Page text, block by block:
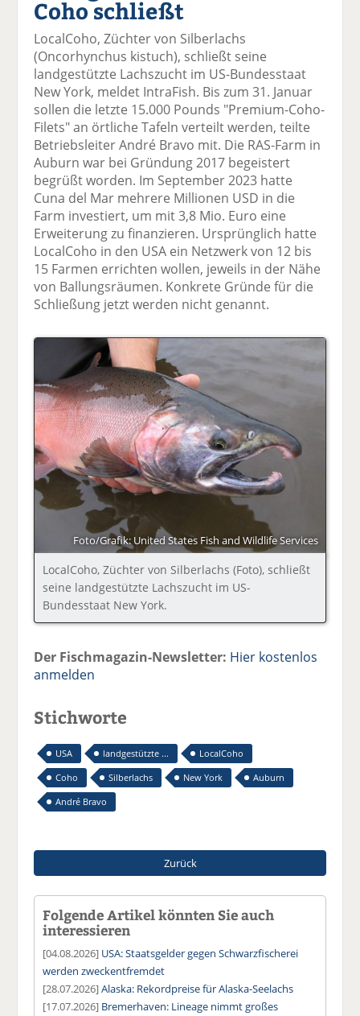
F
ac
e
b
o
o
k
te
il
e
n
tt
er
n
n
k
e
di
n
te
il
e
n
m
ai
l
v
er
d
n
n
Coho schließt
LocalCoho, Züchter von Silberlachs
(Oncorhynchus kistuch), schließt seine
landgestützte Lachszucht im US-Bundesstaat
New York, meldet IntraFish. Bis zum 31. Januar
sollen die letzte 15.000 Pounds "Premium-Coho-
Filets" an örtliche Tafeln verteilt werden, teilte
Betriebsleiter André Bravo mit. Die RAS-Farm in
Auburn war bei Gründung 2017 begeistert
begrüßt worden. Im September 2023 hatte
Cuna del Mar mehrere Millionen USD in die
Farm investiert, um mit 3,8 Mio. Euro eine
Erweiterung zu finanzieren. Ursprünglich hatte
LocalCoho in den USA ein Netzwerk von 12 bis
15 Farmen errichten wollen, jeweils in der Nähe
von Ballungsräumen. Konkrete Gründe für die
Schließung jetzt werden nicht genannt.
Foto/Grafik: United States Fish and Wildlife Services
LocalCoho, Züchter von Silberlachs (Foto), schließt
seine landgestützte Lachszucht im US-
Bundesstaat New York.
Der Fischmagazin-Newsletter: Hier kostenlos
anmelden
Stichworte
USA landgestützte ...
LocalCoho
Coho
Silberlachs New York
Auburn
André Bravo
Zurück
Folgende Artikel könnten Sie auch
interessieren
[04.08.2026] USA: Staatsgelder gegen Schwarzfischerei
werden zweckentfremdet
[28.07.2026]Alaska: Rekordpreise für Alaska-Seelachs
[17.07.2026] Bremerhaven: Lineage nimmt großes